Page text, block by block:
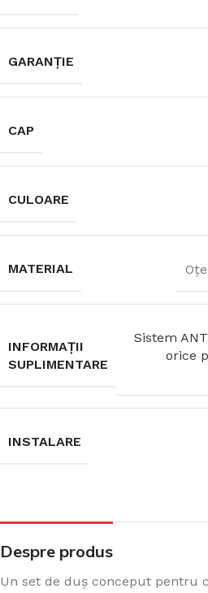
GARANȚIE
CAP
CULOARE
MATERIAL
INFORMAȚII
SUPLIMENTARE
Sistem
orice
INSTALARE
Despre produs
Un set de duș conceput pentru